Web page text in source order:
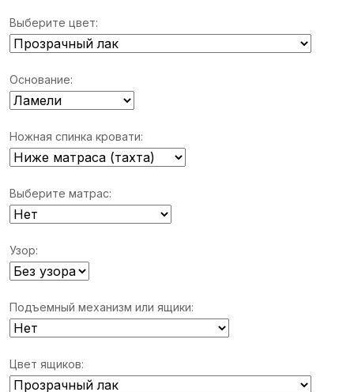
Выберите цвет:
Основание:
Ножная спинка кровати:
Выберите матрас:
Узор:
Подъемный механизм или ящики:
Цвет ящиков: